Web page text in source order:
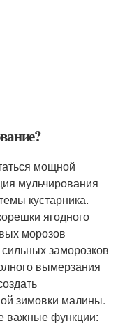
мощной
мульчирования
кустарника.
ягодного
морозов
заморозков
вымерзания
зимовки малины.
важные функции: